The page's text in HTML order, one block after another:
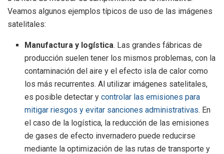
Veamos algunos ejemplos típicos de uso de las imágenes
satelitales:
Manufactura y logística. Las grandes fábricas de
producción suelen tener los mismos problemas, con la
contaminación del aire y el efecto isla de calor como
los más recurrentes. Al utilizar imágenes satelitales,
es posible detectar ycontrolar las emisiones para
mitigar riesgos y evitar sanciones administrativas. En
el caso de la logística, la reducción de las emisiones
de gases de efecto invernadero puede reducirse
mediante la optimización de las rutas de transporte y